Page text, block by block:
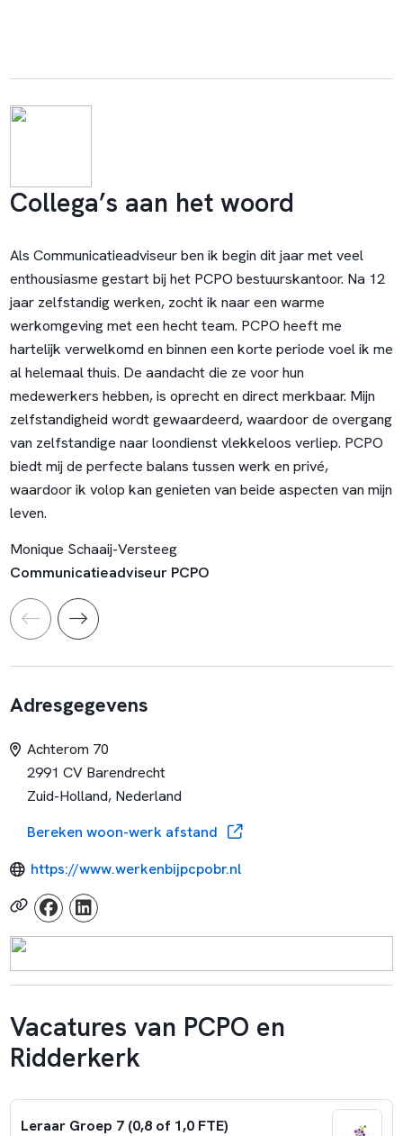
Collega’s aan het woord
Als Communicatieadviseur ben ik begin dit jaar met veel
enthousiasme gestart bij het PCPO bestuurskantoor. Na 12
jaar zelfstandig werken, zocht ik naar een warme
werkomgeving met een hecht team. PCPO heeft me
hartelijk verwelkomd en binnen een korte periode voel ik me
al helemaal thuis. De aandacht die ze voor hun
medewerkers hebben, is oprecht en direct merkbaar. Mijn
zelfstandigheid wordt gewaardeerd, waardoor de overgang
van zelfstandige naar loondienst vlekkeloos verliep. PCPO
biedt mij de perfecte balans tussen werk en privé,
waardoor ik volop kan genieten van beide aspecten van mijn
leven.
Monique Schaaij-Versteeg
Communicatieadviseur PCPO
Adresgegevens
Achterom 70
2991 CV Barendrecht
Zuid-Holland, Nederland
Bereken woon-werk afstand
https://www.werkenbijpcpobr.nl
Vacatures van PCPO en
Ridderkerk
Leraar Groep 7 (0,8 of 1,0 FTE)